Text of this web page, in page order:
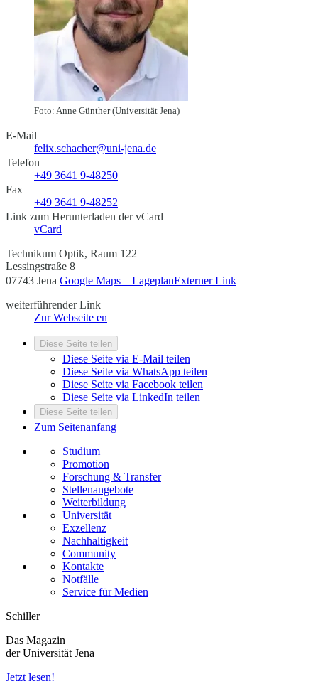
Foto: Anne Günther (Universität Jena)
E-Mail
felix.schacher@uni-jena.de
Telefon
+49 3641 9-48250
Fax
+49 3641 9-48252
Link zum Herunterladen der vCard
vCard
Technikum Optik, Raum 122
Lessingstraße 8
07743 Jena Google Maps – LageplanExterner Link
weiterführender Link
Zur Webseite en
Diese Seite teilen
Diese Seite via E-Mail teilen
Diese Seite via WhatsApp teilen
Diese Seite via Facebook teilen
Diese Seite via LinkedIn teilen
Diese Seite teilen
Zum Seitenanfang
Studium
Promotion
Forschung & Transfer
Stellenangebote
Weiterbildung
Universität
Exzellenz
Nachhaltigkeit
Community
Kontakte
Notfälle
Service für Medien
Schiller
Das Magazin
der Universität Jena
Jetzt lesen!